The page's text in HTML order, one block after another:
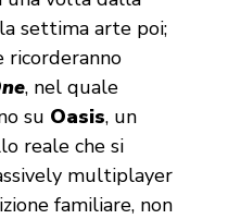
settima arte poi;
, nel quale
su Oasis, un
reale che si
multiplayer
familiare, non